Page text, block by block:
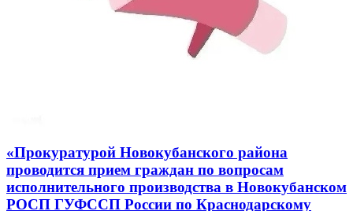
«Прокуратурой Новокубанского района
проводится прием граждан по вопросам
исполнительного производства в Новокубанском
РОСП ГУФССП России по Краснодарскому